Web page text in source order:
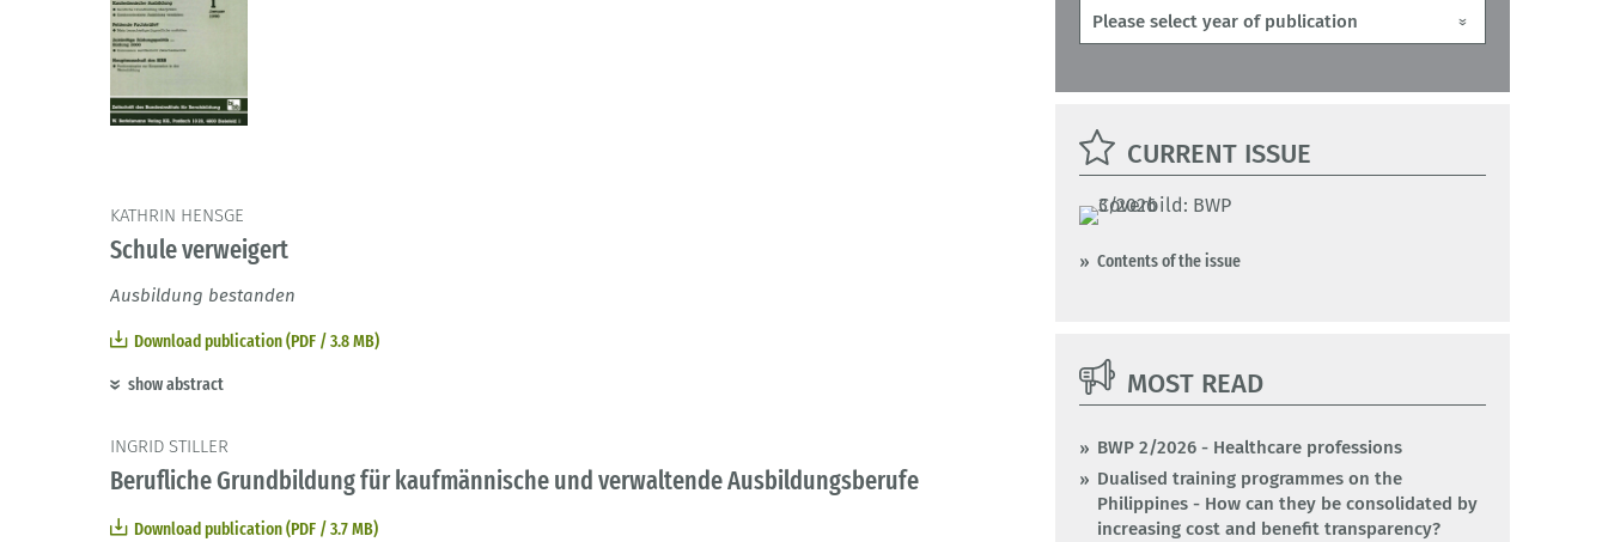
KATHRIN HENSGE
Schule verweigert
Ausbildung bestanden
Download publication (PDF / 3.8 MB)
show abstract
INGRID STILLER
Berufliche Grundbildung für kaufmännische und verwaltende Ausbildungsberufe
Download publication (PDF / 3.7 MB)
CURRENT ISSUE
Contents of the issue
MOST READ
BWP 2/2026 - Healthcare professions
Dualised training programmes on the
Philippines - How can they be consolidated by
increasing cost and benefit transparency?